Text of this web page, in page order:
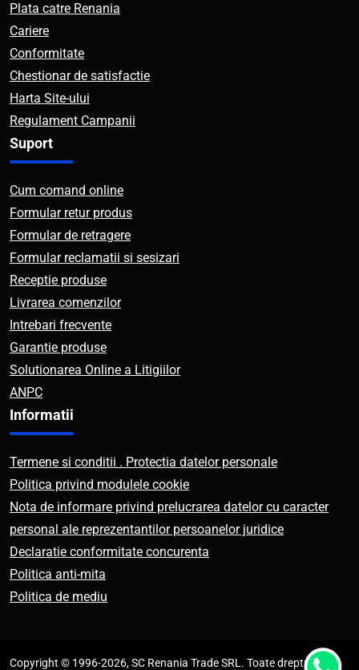
Plata catre Renania
Cariere
Conformitate
Chestionar de satisfactie
Harta Site-ului
Regulament Campanii
Suport
Cum comand online
Formular retur produs
Formular de retragere
Formular reclamatii si sesizari
Receptie produse
Livrarea comenzilor
Intrebari frecvente
Garantie produse
Solutionarea Online a Litigiilor
ANPC
Informatii
Termene si conditii . Protectia datelor personale
Politica privind modulele cookie
Nota de informare privind prelucrarea datelor cu caracter
personal ale reprezentantilor persoanelor juridice
Declaratie conformitate concurenta
Politica anti-mita
Politica de mediu
Copyright © 1996-2026, SC Renania Trade SRL. Toate drepturile